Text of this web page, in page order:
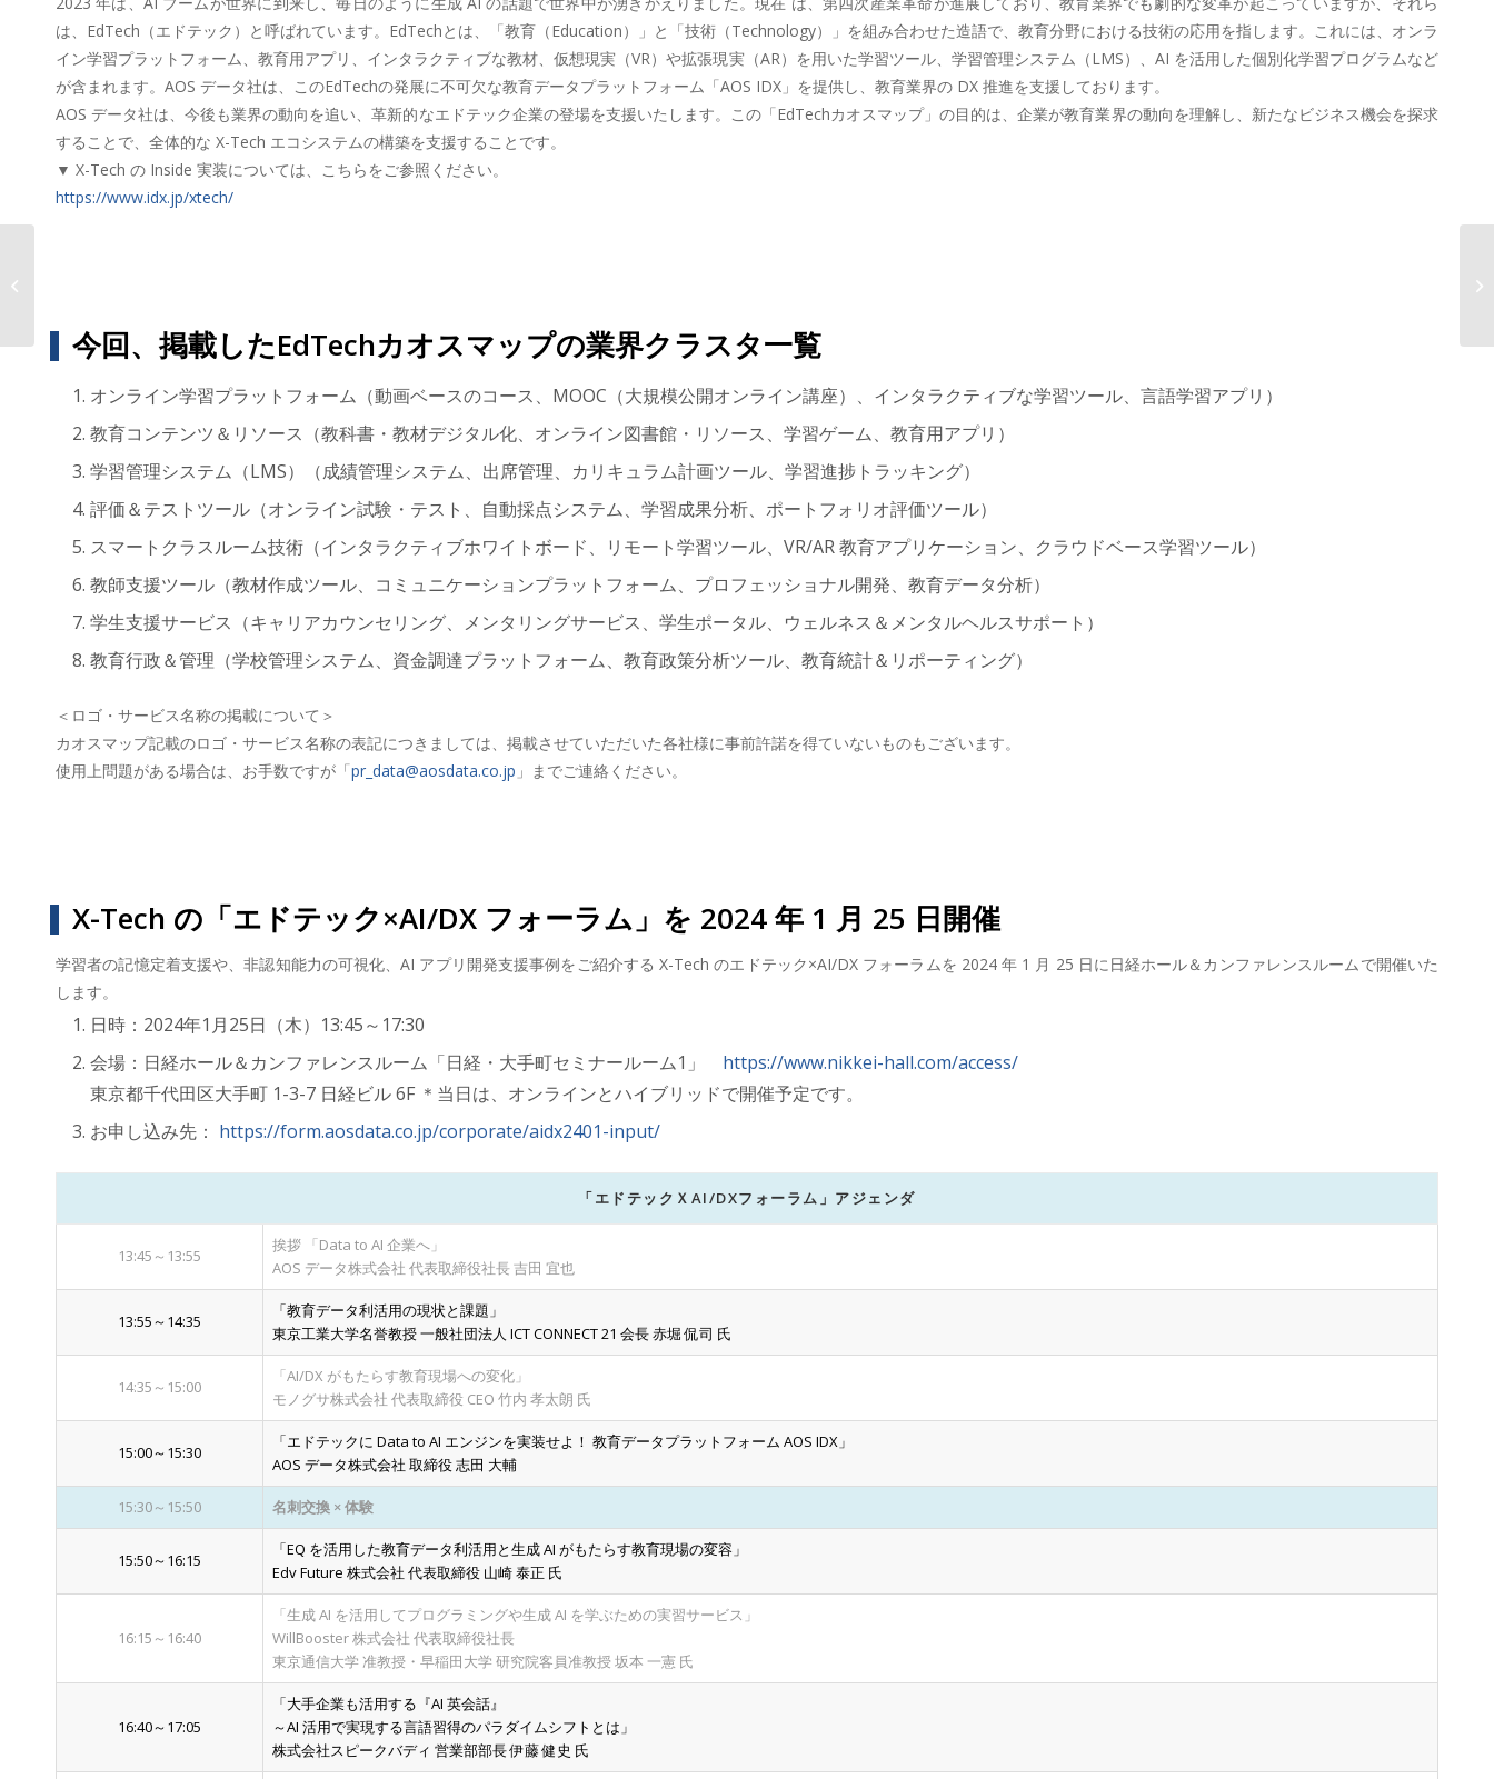
は、EdTech（エドテック）と呼ばれています。EdTechとは、「教育（Education）」と「技術（Technology）」を組み合わせた造語で、教育分野における技術の応用を指します。これには、オンラ
イン学習プラットフォーム、教育用アプリ、インタラクティブな教材、仮想現実（VR）や拡張現実（AR）を用いた学習ツール、学習管理システム（LMS）、AI を活用した個別化学習プログラムなど
が含まれます。AOS データ社は、このEdTechの発展に不可欠な教育データプラットフォーム「AOS IDX」を提供し、教育業界の DX 推進を支援しております。
AOS データ社は、今後も業界の動向を追い、革新的なエドテック企業の登場を支援いたします。この「EdTechカオスマップ」の目的は、企業が教育業界の動向を理解し、新たなビジネス機会を探求
することで、全体的な X-Tech エコシステムの構築を支援することです。
▼ X-Tech の Inside 実装については、こちらをご参照ください。
https://www.idx.jp/xtech/
今回、掲載したEdTechカオスマップの業界クラスタ一覧
オンライン学習プラットフォーム（動画ベースのコース、MOOC（大規模公開オンライン講座）、インタラクティブな学習ツール、言語学習アプリ）
教育コンテンツ＆リソース（教科書・教材デジタル化、オンライン図書館・リソース、学習ゲーム、教育用アプリ）
学習管理システム（LMS）（成績管理システム、出席管理、カリキュラム計画ツール、学習進捗トラッキング）
評価＆テストツール（オンライン試験・テスト、自動採点システム、学習成果分析、ポートフォリオ評価ツール）
スマートクラスルーム技術（インタラクティブホワイトボード、リモート学習ツール、VR/AR 教育アプリケーション、クラウドベース学習ツール）
教師支援ツール（教材作成ツール、コミュニケーションプラットフォーム、プロフェッショナル開発、教育データ分析）
学生支援サービス（キャリアカウンセリング、メンタリングサービス、学生ポータル、ウェルネス＆メンタルヘルスサポート）
教育行政＆管理（学校管理システム、資金調達プラットフォーム、教育政策分析ツール、教育統計＆リポーティング）
＜ロゴ・サービス名称の掲載について＞
カオスマップ記載のロゴ・サービス名称の表記につきましては、掲載させていただいた各社様に事前許諾を得ていないものもございます。
使用上問題がある場合は、お手数ですが「pr_data@aosdata.co.jp 」までご連絡ください。
X-Tech の「エドテック×AI/DX フォーラム」を 2024 年 1 月 25 日開催
学習者の記憶定着支援や、非認知能力の可視化、AI アプリ開発支援事例をご紹介する X-Tech のエドテック×AI/DX フォーラムを 2024 年 1 月 25 日に日経ホール＆カンファレンスルームで開催いた
します。
日時：2024年1月25日（木）13:45～17:30
会場：日経ホール＆カンファレンスルーム「日経・大手町セミナールーム1」 https://www.nikkei-hall.com/access/
東京都千代田区大手町 1-3-7 日経ビル 6F ＊当日は、オンラインとハイブリッドで開催予定です。
お申し込み先： https://form.aosdata.co.jp/corporate/aidx2401-input/
「エドテックＸAI/DXフォーラム」アジェンダ
13:45～13:55
挨拶 「Data to AI 企業へ」
AOS データ株式会社 代表取締役社長 吉田 宜也
13:55～14:35
「教育データ利活用の現状と課題」
東京工業大学名誉教授 一般社団法人 ICT CONNECT 21 会長 赤堀 侃司 氏
14:35～15:00
「AI/DX がもたらす教育現場への変化」
モノグサ株式会社 代表取締役 CEO 竹内 孝太朗 氏
15:00～15:30
「エドテックに Data to AI エンジンを実装せよ！ 教育データプラットフォーム AOS IDX」
AOS データ株式会社 取締役 志田 大輔
15:30～15:50 名刺交換 × 体験
15:50～16:15
「EQ を活用した教育データ利活用と生成 AI がもたらす教育現場の変容」
Edv Future 株式会社 代表取締役 山崎 泰正 氏
16:15～16:40
「生成 AI を活用してプログラミングや生成 AI を学ぶための実習サービス」
WillBooster 株式会社 代表取締役社長
東京通信大学 准教授・早稲田大学 研究院客員准教授 坂本 一憲 氏
16:40～17:05
「大手企業も活用する『AI 英会話』
～AI 活用で実現する言語習得のパラダイムシフトとは」
株式会社スピークバディ 営業部部長 伊藤 健史 氏